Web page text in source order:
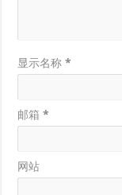
显示名称*
邮箱*
网站